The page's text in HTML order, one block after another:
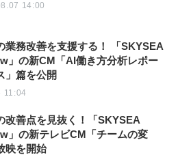
14:00
業務改善を支援する！ 「SKYSEA
」の新CM「AI働き方分析レポー
」篇を公開
11:04
改善点を見抜く！「SKYSEA
」の新テレビCM「チームの変
映を開始